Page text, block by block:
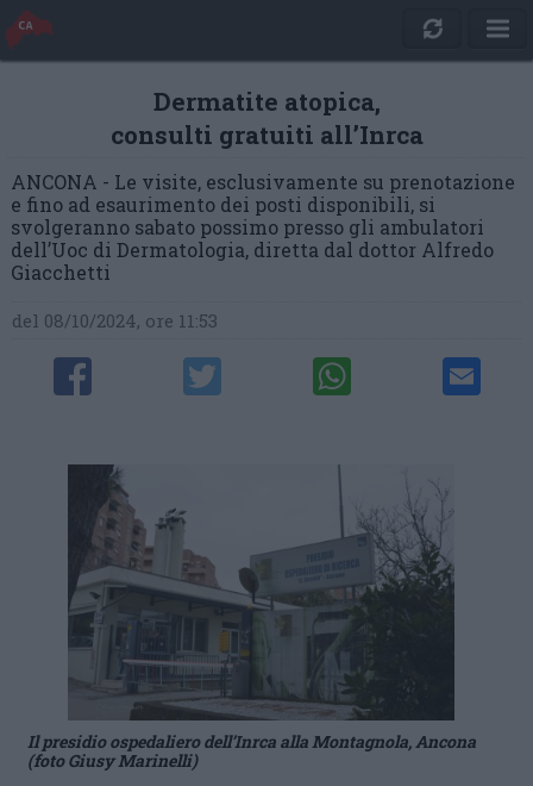
Dermatite atopica,
consulti gratuiti all’Inrca
ANCONA - Le visite, esclusivamente su prenotazione
e fino ad esaurimento dei posti disponibili, si
svolgeranno sabato possimo presso gli ambulatori
dell’Uoc di Dermatologia, diretta dal dottor Alfredo
Giacchetti
del 08/10/2024, ore 11:53
Il presidio ospedaliero dell’Inrca alla Montagnola, Ancona
(foto Giusy Marinelli)